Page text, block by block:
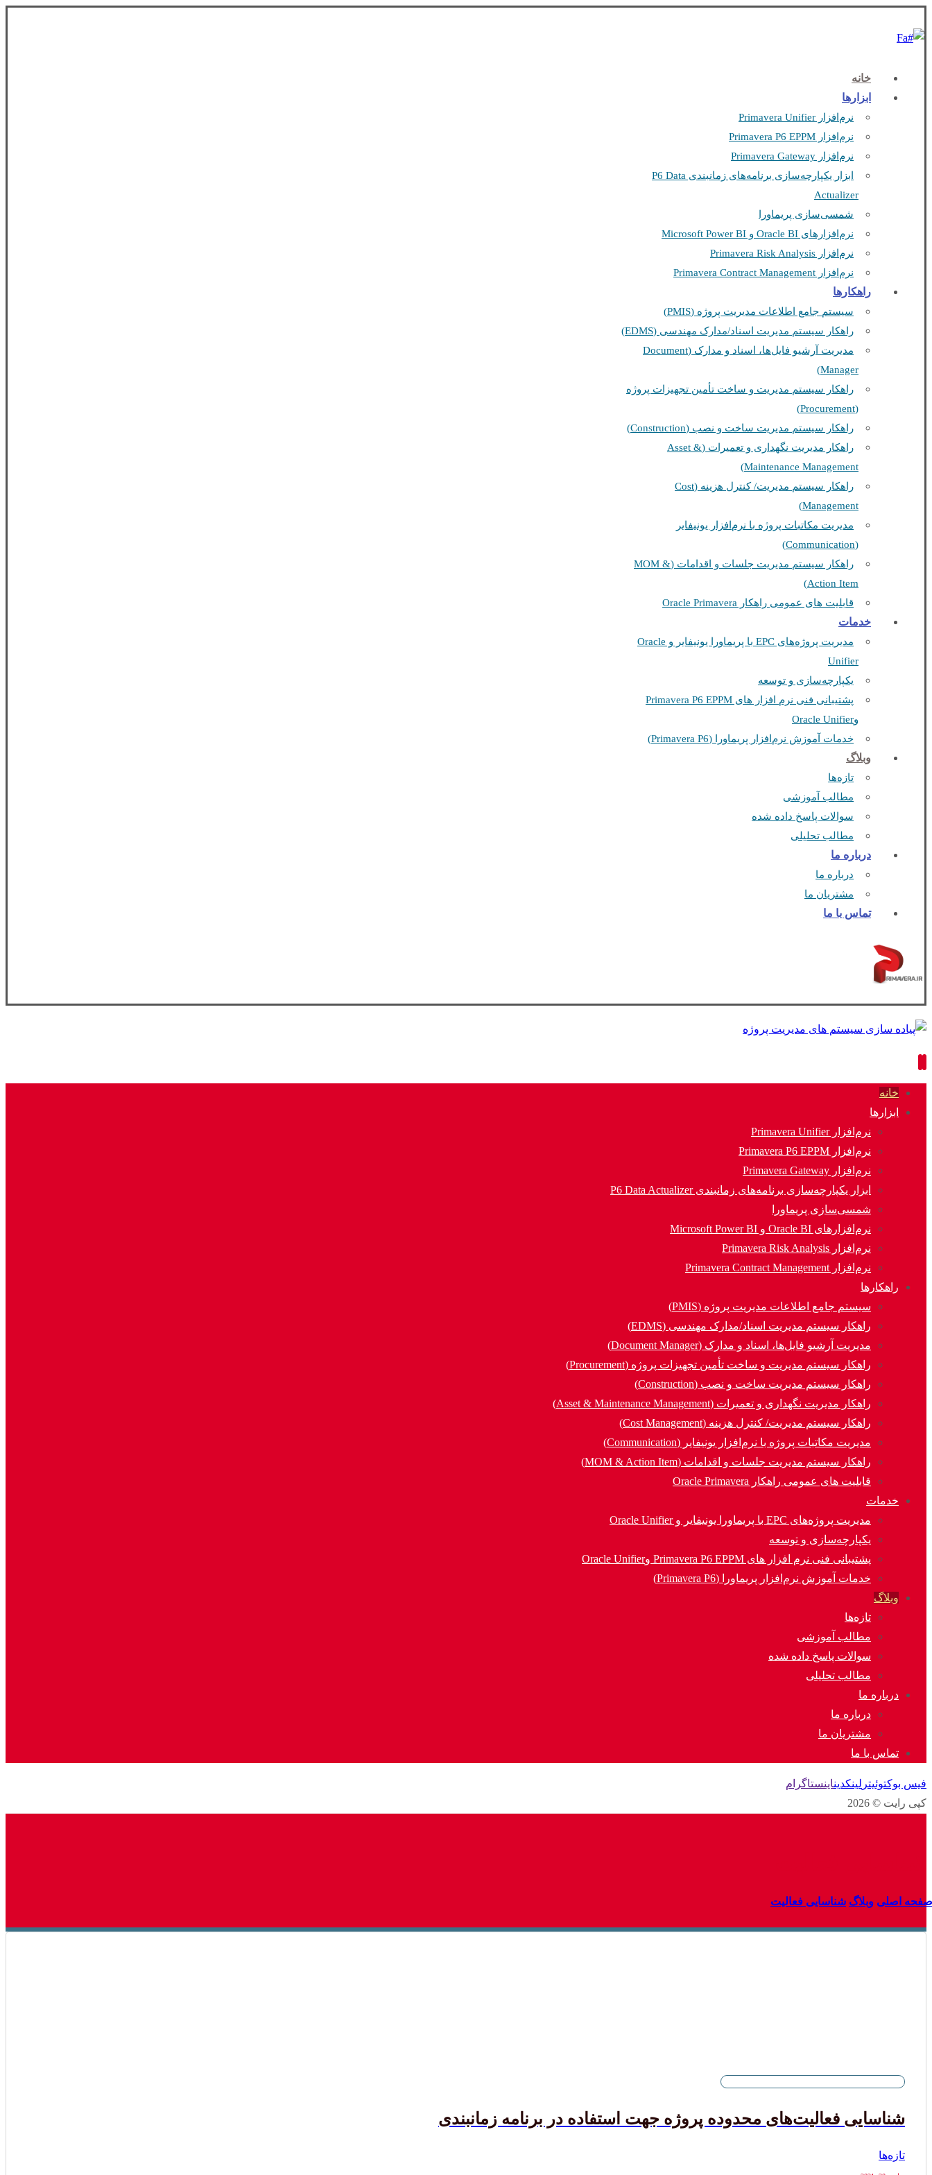
Fa
خانه
ابزارها
نرم‌افزار Primavera Unifier
نرم‌افزار Primavera P6 EPPM
نرم‌افزار Primavera Gateway
ابزار یکپارچه‌سازی برنامه‌های زمانبندی P6 Data
Actualizer
شمسی‌سازی پریماورا
نرم‌افزارهای Oracle BI و Microsoft Power BI
نرم‌افزار Primavera Risk Analysis
نرم‌افزار Primavera Contract Management
راهکارها
سیستم جامع اطلاعات مدیریت پروژه (PMIS)
راهکار سیستم مدیریت اسناد/مدارک مهندسی (EDMS)
مدیریت آرشیو فایل‌ها، اسناد و مدارک (Document
Manager)
راهکار سیستم مدیریت و ساخت تأمین تجهیزات پروژه
(Procurement)
راهکار سیستم مدیریت ساخت و نصب (Construction)
راهکار مدیریت نگهداری و تعمیرات (Asset &
Maintenance Management)
راهکار سیستم مدیریت/ کنترل هزینه (Cost
Management)
مدیریت مکاتبات پروژه با نرم‌افزار یونیفایر
(Communication)
راهکار سیستم مدیریت جلسات و اقدامات (MOM &
Action Item)
قابلیت های عمومی راهکار Oracle Primavera
خدمات
مدیریت پروژه‌های EPC با پریماورا یونیفایر و Oracle
Unifier
یکپارچه‌سازی و توسعه
پشتیبانی فنی نرم افزار های Primavera P6 EPPM
وOracle Unifier
خدمات آموزش نرم‌افزار پریماورا (Primavera P6)
وبلاگ
تازه‌ها
مطالب آموزشی
سوالات پاسخ داده شده
مطالب تحلیلی
درباره ما
درباره ما
مشتریان ما
تماس با ما
خانه
ابزارها
نرم‌افزار Primavera Unifier
نرم‌افزار Primavera P6 EPPM
نرم‌افزار Primavera Gateway
ابزار یکپارچه‌سازی برنامه‌های زمانبندی P6 Data Actualizer
شمسی‌سازی پریماورا
نرم‌افزارهای Oracle BI و Microsoft Power BI
نرم‌افزار Primavera Risk Analysis
نرم‌افزار Primavera Contract Management
راهکارها
سیستم جامع اطلاعات مدیریت پروژه (PMIS)
راهکار سیستم مدیریت اسناد/مدارک مهندسی (EDMS)
مدیریت آرشیو فایل‌ها، اسناد و مدارک (Document Manager)
راهکار سیستم مدیریت و ساخت تأمین تجهیزات پروژه (Procurement)
راهکار سیستم مدیریت ساخت و نصب (Construction)
راهکار مدیریت نگهداری و تعمیرات (Asset & Maintenance Management)
راهکار سیستم مدیریت/ کنترل هزینه (Cost Management)
مدیریت مکاتبات پروژه با نرم‌افزار یونیفایر (Communication)
راهکار سیستم مدیریت جلسات و اقدامات (MOM & Action Item)
قابلیت های عمومی راهکار Oracle Primavera
خدمات
مدیریت پروژه‌های EPC با پریماورا یونیفایر و Oracle Unifier
یکپارچه‌سازی و توسعه
پشتیبانی فنی نرم افزار های Primavera P6 EPPM وOracle Unifier
خدمات آموزش نرم‌افزار پریماورا (Primavera P6)
وبلاگ
تازه‌ها
مطالب آموزشی
سوالات پاسخ داده شده
مطالب تحلیلی
درباره ما
درباره ما
مشتریان ما
تماس با ما
فیس بوکتوئیتر لینکدیناینستاگرام
کپی رایت © 2026
صفحه اصلی وبلاگ شناسایی فعالیت
شناسایی فعالیت‌های محدوده پروژه جهت استفاده در برنامه زمانبندی
تازه‌ها